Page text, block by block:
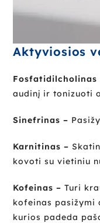
Aktyviosios
Fosfatidilcholinas
audinį ir tonizuoti
Sinefrinas –
Karnitinas –
kovoti su vietiniu
Kofeinas – Turi
kofeinas pasižymi
kurios padeda